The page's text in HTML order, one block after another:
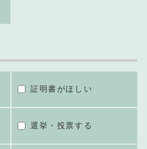
証明書がほしい
選挙・投票する